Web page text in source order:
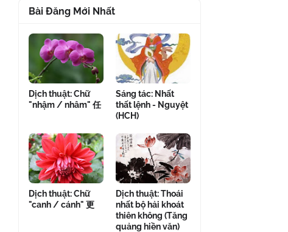
Bài Đăng Mới Nhất
Dịch thuật: Chữ
"nhậm / nhâm" 任
Sáng tác: Nhất
thất lệnh - Nguyệt
(HCH)
Dịch thuật: Chữ
"canh / cánh" 更
Dịch thuật: Thoái
nhất bộ hải khoát
thiên không (Tăng
quảng hiền văn)